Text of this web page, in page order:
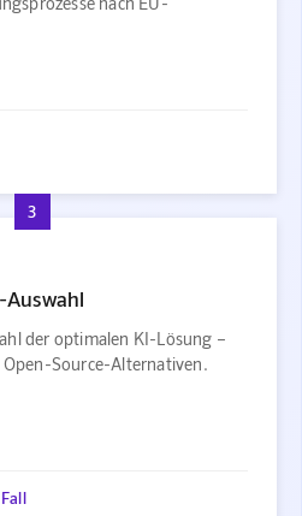
3
Auswahl
der optimalen KI-Lösung –
Open-Source-Alternativen.